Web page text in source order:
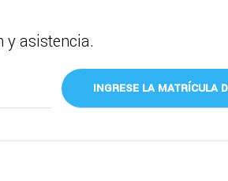
asistencia.